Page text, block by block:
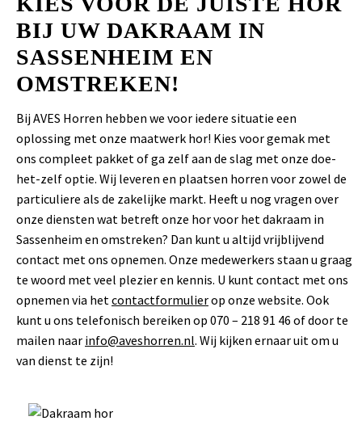
BIJ UW DAKRAAM IN
SASSENHEIM EN
OMSTREKEN!
Bij AVES Horren hebben we voor iedere situatie een
oplossing met onze maatwerk hor! Kies voor gemak met
ons compleet pakket of ga zelf aan de slag met onze doe-
het-zelf optie. Wij leveren en plaatsen horren voor zowel de
particuliere als de zakelijke markt. Heeft u nog vragen over
onze diensten wat betreft onze hor voor het dakraam in
Sassenheim en omstreken? Dan kunt u altijd vrijblijvend
contact met ons opnemen. Onze medewerkers staan u graag
te woord met veel plezier en kennis. U kunt contact met ons
opnemen via hetcontactformulierop onze website. Ook
kunt u ons telefonisch bereiken op 070 – 218 91 46 of door te
mailen naar info@aveshorren.nl. Wij kijken ernaar uit om u
van dienst te zijn!